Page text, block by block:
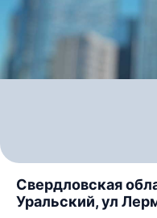
Свердловская
Уральский, ул